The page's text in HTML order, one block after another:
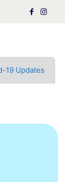
19 Updates